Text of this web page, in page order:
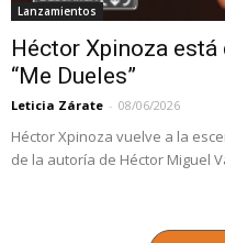
Lanzamientos
Héctor Xpinoza
“Me Dueles”
Leticia Zárate - 08/06/2026
Héctor Xpinoza vuelve a la
de la autoría de Héctor Miguel